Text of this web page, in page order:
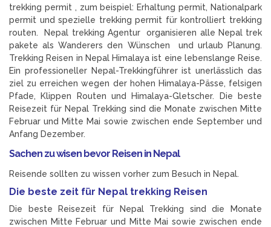
trekking permit , zum beispiel: Erhaltung permit, Nationalpark
permit und spezielle trekking permit für kontrolliert trekking
routen. Nepal trekking Agentur organisieren alle Nepal trek
pakete als Wanderers den Wünschen und urlaub Planung.
Trekking Reisen in Nepal Himalaya ist eine lebenslange Reise.
Ein professioneller Nepal-Trekkingführer ist unerlässlich das
ziel zu erreichen wegen der hohen Himalaya-Pässe, felsigen
Pfade, Klippen Routen und Himalaya-Gletscher. Die beste
Reisezeit für Nepal Trekking sind die Monate zwischen Mitte
Februar und Mitte Mai sowie zwischen ende September und
Anfang Dezember.
Sachen zu wisen bevor Reisen in Nepal
Reisende sollten zu wissen vorher zum Besuch in Nepal.
Die beste zeit für Nepal trekking Reisen
Die beste Reisezeit für Nepal Trekking sind die Monate
zwischen Mitte Februar und Mitte Mai sowie zwischen ende